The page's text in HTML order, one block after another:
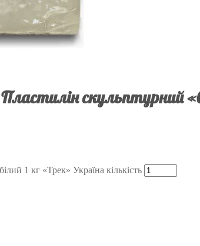
Пластилін скульптурний
1 кг «Трек» Україна кількість